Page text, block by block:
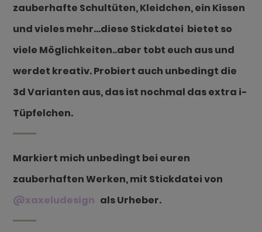
zauberhafte Schultüten, Kleidchen, ein Kissen
und vieles mehr…diese Stickdatei bietet so
viele Möglichkeiten..aber tobt euch aus und
werdet kreativ. Probiert auch unbedingt die
3d Varianten aus, das ist nochmal das extra i-
Tüpfelchen.
Markiert mich unbedingt bei euren
zauberhaften Werken, mit Stickdatei von
@xaxeludesign als Urheber.